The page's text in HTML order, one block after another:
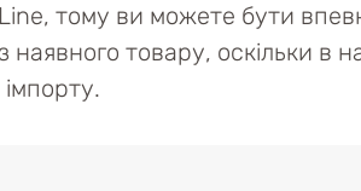
тому ви можете бути
товару, оскільки в